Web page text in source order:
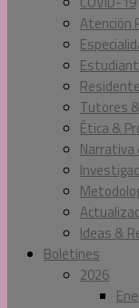
Atención
Tutores
Ética &
Narrativa
Ideas &
Boletines
2026